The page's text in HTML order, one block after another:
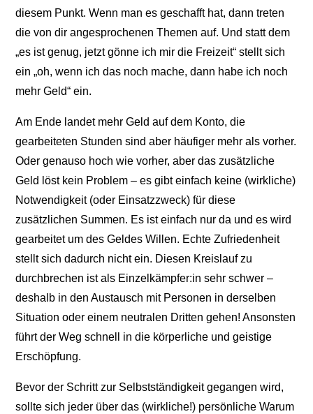
diesem Punkt. Wenn man es geschafft hat, dann treten
die von dir angesprochenen Themen auf. Und statt dem
„es ist genug, jetzt gönne ich mir die Freizeit“ stellt sich
ein „oh, wenn ich das noch mache, dann habe ich noch
mehr Geld“ ein.
Am Ende landet mehr Geld auf dem Konto, die
gearbeiteten Stunden sind aber häufiger mehr als vorher.
Oder genauso hoch wie vorher, aber das zusätzliche
Geld löst kein Problem – es gibt einfach keine (wirkliche)
Notwendigkeit (oder Einsatzzweck) für diese
zusätzlichen Summen. Es ist einfach nur da und es wird
gearbeitet um des Geldes Willen. Echte Zufriedenheit
stellt sich dadurch nicht ein. Diesen Kreislauf zu
durchbrechen ist als Einzelkämpfer:in sehr schwer –
deshalb in den Austausch mit Personen in derselben
Situation oder einem neutralen Dritten gehen! Ansonsten
führt der Weg schnell in die körperliche und geistige
Erschöpfung.
Bevor der Schritt zur Selbstständigkeit gegangen wird,
sollte sich jeder über das (wirkliche!) persönliche Warum